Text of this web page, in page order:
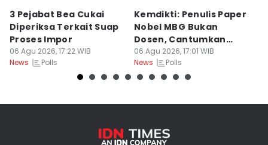
3 Pejabat Bea Cukai
Diperiksa Terkait Suap
Proses Impor
06 Agu 2026, 17:22 WIB
News
Polls
Kemdikti: Penulis Paper
Nobel MBG Bukan
Dosen, Cantumkan
Nama Tanpa
Persetujuan
06 Agu 2026, 17:01 WIB
News
Polls